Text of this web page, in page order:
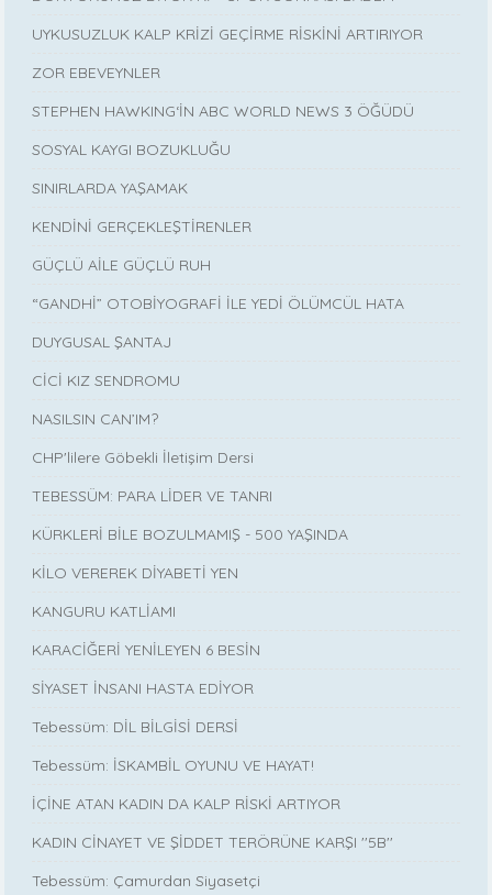
UYKUSUZLUK KALP KRİZİ GEÇİRME RİSKİNİ ARTIRIYOR
ZOR EBEVEYNLER
STEPHEN HAWKING‘İN ABC WORLD NEWS 3 ÖĞÜDÜ
SOSYAL KAYGI BOZUKLUĞU
SINIRLARDA YAŞAMAK
KENDİNİ GERÇEKLEŞTİRENLER
GÜÇLÜ AİLE GÜÇLÜ RUH
“GANDHİ” OTOBİYOGRAFİ İLE YEDİ ÖLÜMCÜL HATA
DUYGUSAL ŞANTAJ
CİCİ KIZ SENDROMU
NASILSIN CAN’IM?
CHP'lilere Göbekli İletişim Dersi
TEBESSÜM: PARA LİDER VE TANRI
KÜRKLERİ BİLE BOZULMAMIŞ - 500 YAŞINDA
KİLO VEREREK DİYABETİ YEN
KANGURU KATLİAMI
KARACİĞERİ YENİLEYEN 6 BESİN
SİYASET İNSANI HASTA EDİYOR
Tebessüm: DİL BİLGİSİ DERSİ
Tebessüm: İSKAMBİL OYUNU VE HAYAT!
İÇİNE ATAN KADIN DA KALP RİSKİ ARTIYOR
KADIN CİNAYET VE ŞİDDET TERÖRÜNE KARŞI ''5B''
Tebessüm: Çamurdan Siyasetçi